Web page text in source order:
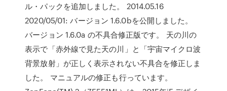
ル・パックを追加しました。 2014.05.16
2020/05/01: バージョン 1.6.0bを公開しました。
バージョン 1.6.0a の不具合修正版です。 天の川の
表示で「赤外線で見た天の川」と「宇宙マイクロ波
背景放射」が正しく表示されない不具合を修正しま
した。 マニュアルの修正も行っています。